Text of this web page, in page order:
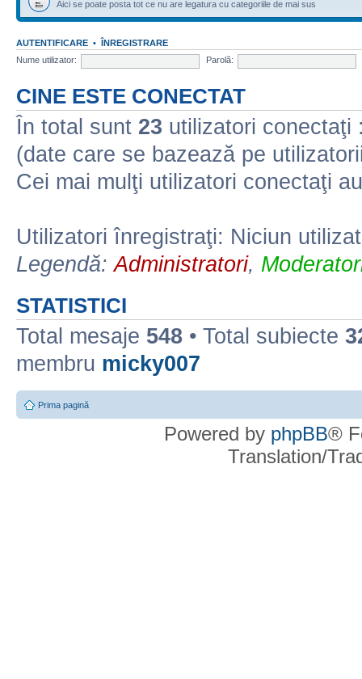
Aici se poate posta tot ce nu are legatura cu categoriile de mai sus
AUTENTIFICARE • ÎNREGISTRARE
Nume utilizator:
Parolă:
CINE ESTE CONECTAT
În total sunt 23 utilizatori conectaţi
(date care se bazează pe
Cei mai mulţi utilizatori conectaţi
Utilizatori înregistraţi: Niciun
Legendă:Administratori,
STATISTICI
Total mesaje 548 • Total subiecte
membru micky007
Prima pagină
Powered by phpBB®
Translation/